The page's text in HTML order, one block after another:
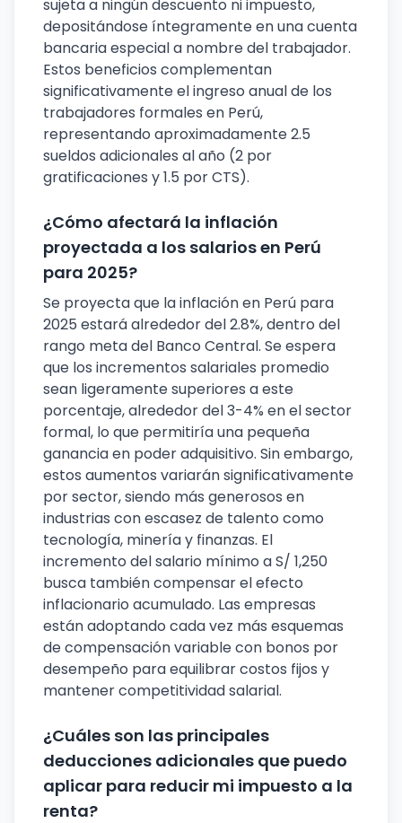
sujeta a ningún descuento ni impuesto,
depositándose íntegramente en una cuenta
bancaria especial a nombre del trabajador.
Estos beneficios complementan
significativamente el ingreso anual de los
trabajadores formales en Perú,
representando aproximadamente 2.5
sueldos adicionales al año (2 por
gratificaciones y 1.5 por CTS).
¿Cómo afectará la inflación
proyectada a los salarios en Perú
para 2025?
Se proyecta que la inflación en Perú para
2025 estará alrededor del 2.8%, dentro del
rango meta del Banco Central. Se espera
que los incrementos salariales promedio
sean ligeramente superiores a este
porcentaje, alrededor del 3-4% en el sector
formal, lo que permitiría una pequeña
ganancia en poder adquisitivo. Sin embargo,
estos aumentos variarán significativamente
por sector, siendo más generosos en
industrias con escasez de talento como
tecnología, minería y finanzas. El
incremento del salario mínimo a S/ 1,250
busca también compensar el efecto
inflacionario acumulado. Las empresas
están adoptando cada vez más esquemas
de compensación variable con bonos por
desempeño para equilibrar costos fijos y
mantener competitividad salarial.
¿Cuáles son las principales
deducciones adicionales que puedo
aplicar para reducir mi impuesto a la
renta?